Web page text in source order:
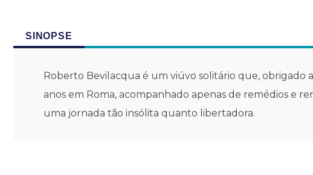
SINOPSE
Roberto Bevilacqua é um viúvo solitário que, obrigado
anos em Roma, acompanhado apenas de remédios e
uma jornada tão insólita quanto libertadora.